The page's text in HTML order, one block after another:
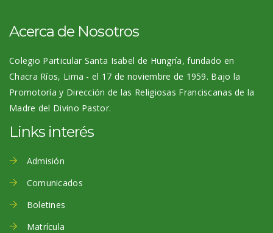
Acerca de Nosotros
Colegio Particular Santa Isabel de Hungría, fundado en
Chacra Ríos, Lima - el 17 de noviembre de 1959. Bajo la
Promotoría y Dirección de las Religiosas Franciscanas de la
Madre del Divino Pastor.
Links interés
Admisión
Comunicados
Boletines
Matrícula